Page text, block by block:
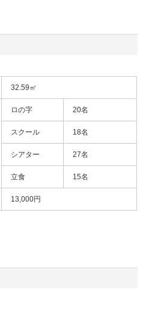
32.59㎡
ロの字 20名
スクール 18名
シアター 27名
立食 15名
13,000円